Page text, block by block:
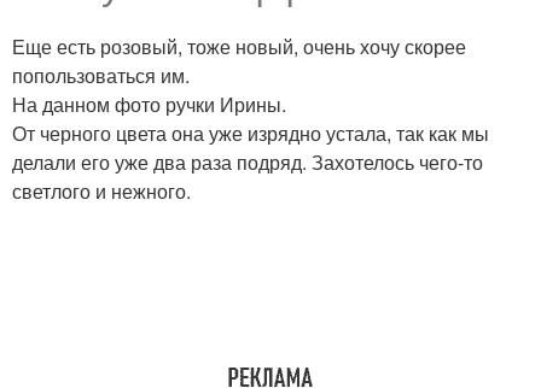
Еще есть розовый, тоже новый, очень хочу скорее
попользоваться им.
На данном фото ручки Ирины.
От черного цвета она уже изрядно устала, так как мы
делали его уже два раза подряд. Захотелось чего-то
светлого и нежного.